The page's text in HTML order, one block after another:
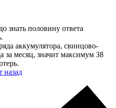
знать половину ответа
аккумулятора, свинцово-
за месяц, значит максимум 38
назад